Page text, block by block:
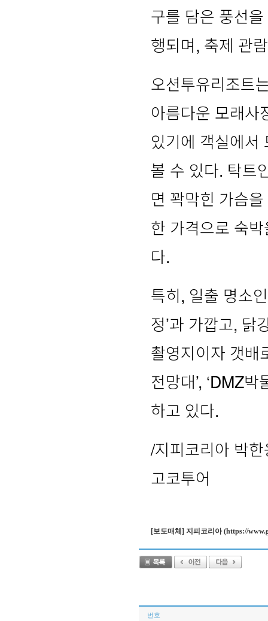
구를 담은 풍선
행되며, 축제 관
오션투유리조트
아름다운 모래사
있기에 객실에서
볼 수 있다. 탁트
면 꽉막힌 가슴
한 가격으로 숙
다.
특히, 일출 명소
정’과 가깝고, 닭
촬영지이자 갯배
전망대’, ‘DMZ
하고 있다.
/지피코리아 박
고코투어
[보도매체] 지피코리아 (https://
번호